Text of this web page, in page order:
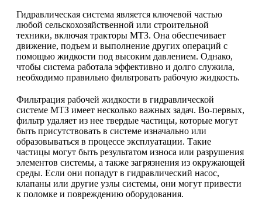
Гидравлическая система является ключевой частью
любой сельскохозяйственной или строительной
техники, включая тракторы МТЗ. Она обеспечивает
движение, подъем и выполнение других операций с
помощью жидкости под высоким давлением. Однако,
чтобы система работала эффективно и долго служила,
необходимо правильно фильтровать рабочую жидкость.
Фильтрация рабочей жидкости в гидравлической
системе МТЗ имеет несколько важных задач. Во-первых,
фильтр удаляет из нее твердые частицы, которые могут
быть присутствовать в системе изначально или
образовываться в процессе эксплуатации. Такие
частицы могут быть результатом износа или разрушения
элементов системы, а также загрязнения из окружающей
среды. Если они попадут в гидравлический насос,
клапаны или другие узлы системы, они могут привести
к поломке и повреждению оборудования.